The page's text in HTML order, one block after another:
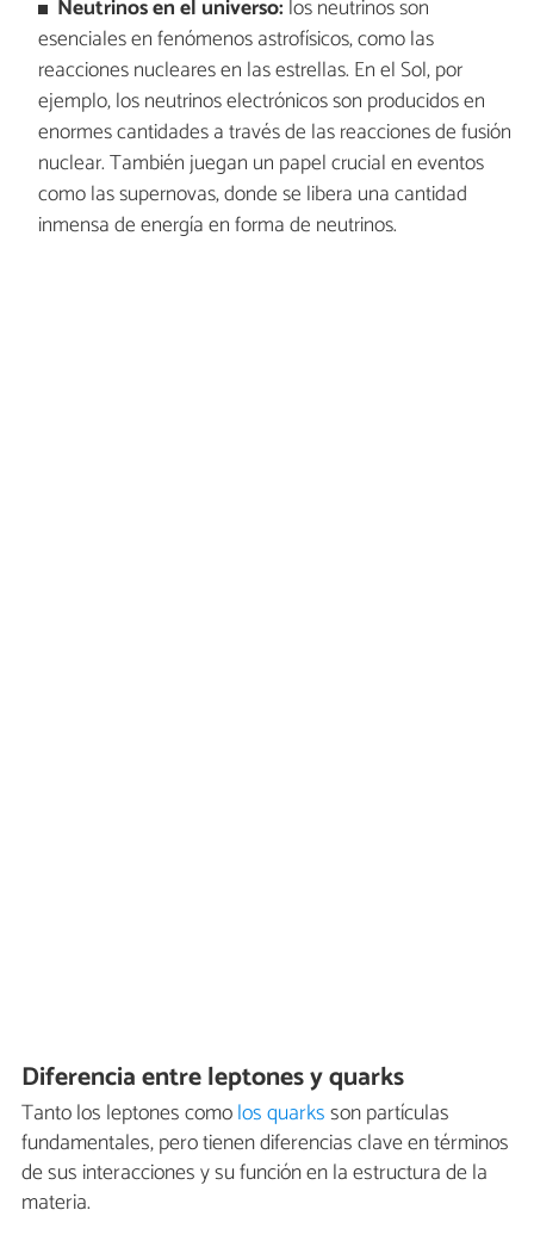
Neutrinos en el universo: los neutrinos son
esenciales en fenómenos astrofísicos, como las
reacciones nucleares en las estrellas. En el Sol, por
ejemplo, los neutrinos electrónicos son producidos en
enormes cantidades a través de las reacciones de fusión
nuclear. También juegan un papel crucial en eventos
como las supernovas, donde se libera una cantidad
inmensa de energía en forma de neutrinos.
Diferencia entre leptones y quarks
Tanto los leptones comolos quarksson partículas
fundamentales, pero tienen diferencias clave en términos
de sus interacciones y su función en la estructura de la
materia.